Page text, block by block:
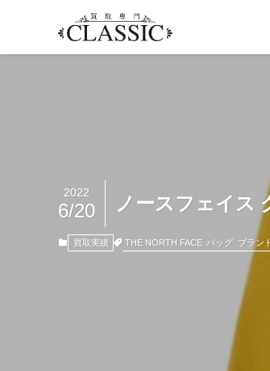
ノースフェイス
2022
6/20
買取実績 THE NORTH FACE バッグ ブラン